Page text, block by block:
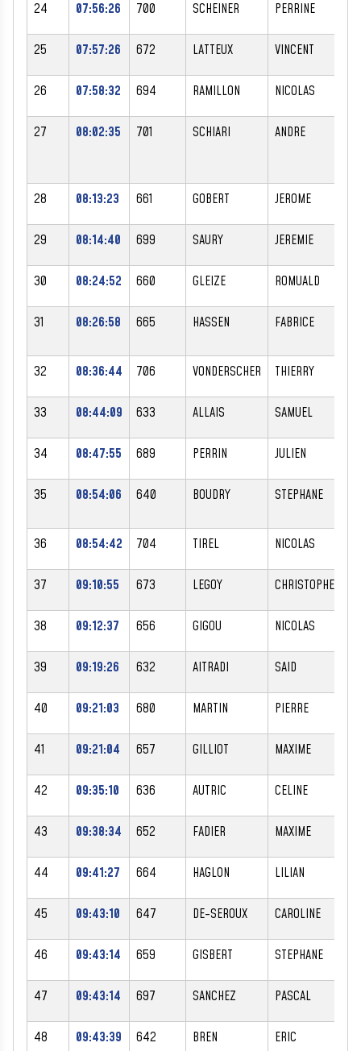
24 07:56:26 700 SCHEINER PERRINE
25 07:57:26 672 LATTEUX VINCENT
26 07:58:32 694 RAMILLON NICOLAS
27 08:02:35 701 SCHIARI ANDRE
28 08:13:23 661 GOBERT JEROME
29 08:14:40 699 SAURY JEREMIE
30 08:24:52 660 GLEIZE ROMUALD
31 08:26:58 665 HASSEN FABRICE
32 08:36:44 706 VONDERSCHER THIERRY
33 08:44:09 633 ALLAIS SAMUEL
34 08:47:55 689 PERRIN JULIEN
35 08:54:06 640 BOUDRY STEPHANE
36 08:54:42 704 TIREL NICOLAS
37 09:10:55 673 LEGOY CHRISTOPHE
38 09:12:37 656 GIGOU NICOLAS
39 09:19:26 632 AITRADI SAID
40 09:21:03 680 MARTIN PIERRE
41 09:21:04 657 GILLIOT MAXIME
42 09:35:10 636 AUTRIC CELINE
43 09:38:34 652 FADIER MAXIME
44 09:41:27 664 HAGLON LILIAN
45 09:43:10 647 DE-SEROUX CAROLINE
46 09:43:14 659 GISBERT STEPHANE
47 09:43:14 697 SANCHEZ PASCAL
48 09:43:39 642 BREN ERIC